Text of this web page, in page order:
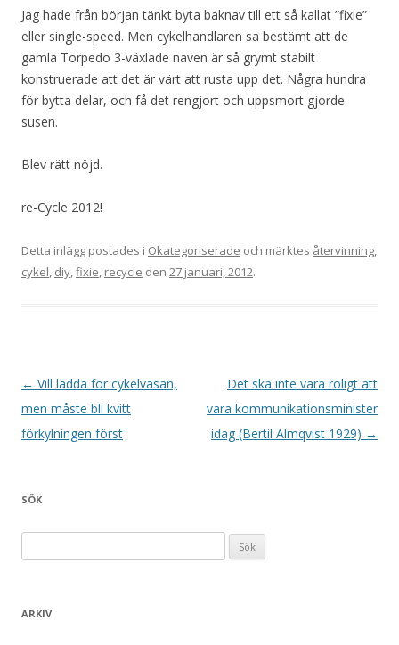
Jag hade från början tänkt byta baknav till ett så kallat ”fixie”
eller single-speed. Men cykelhandlaren sa bestämt att de
gamla Torpedo 3-växlade naven är så grymt stabilt
konstruerade att det är värt att rusta upp det. Några hundra
för bytta delar, och få det rengjort och uppsmort gjorde
susen.
Blev rätt nöjd.
re-Cycle 2012!
Detta inlägg postades i Okategoriserade och märktes återvinning,
cykel, diy,fixie, recycle den 27 januari, 2012.
Inläggsnavigering
← Vill ladda för cykelvasan,
men måste bli kvitt
förkylningen först
Det ska inte vara roligt att
vara kommunikationsminister
idag (Bertil Almqvist 1929) →
SÖK
ARKIV